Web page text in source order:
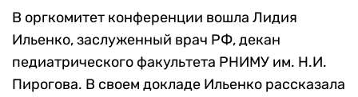
В оргкомитет конференции вошла Лидия
Ильенко, заслуженный врач РФ, декан
педиатрического факультета РНИМУ им. Н.И.
Пирогова. В своем докладе Ильенко рассказала